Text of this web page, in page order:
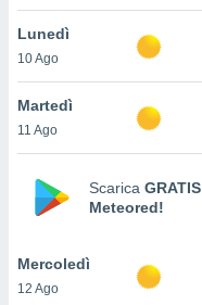
il
un
la
nella
Lunedì
10 Ago
Martedì
11 Ago
Scarica GRATIS
Meteored!
Mercoledì
12 Ago